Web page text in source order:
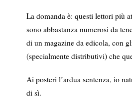
La domanda è: questi lettori più
sono abbastanza numerosi da
di un magazine da edicola, con
(specialmente distributivi) che
Ai posteri l’ardua sentenza, io
di sì.